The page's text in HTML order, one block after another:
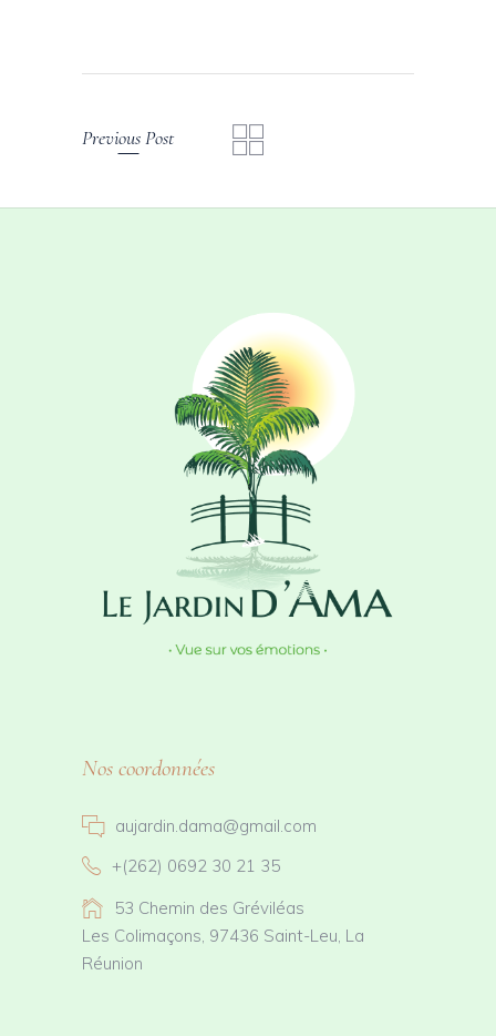
Previous Post
Nos coordonnées
aujardin.dama@gmail.com
+(262) 0692 30 21 35
53 Chemin des Gréviléas
Les Colimaçons, 97436 Saint-Leu, La
Réunion